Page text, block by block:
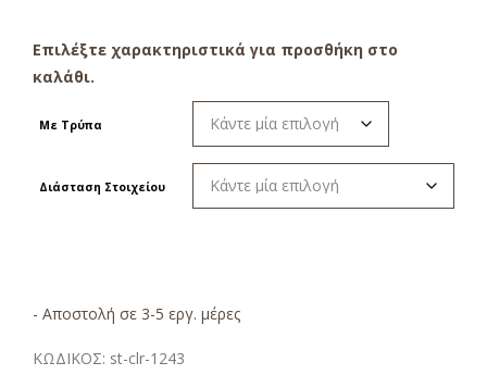
Επιλέξτε χαρακτηριστικά για προσθήκη στο
καλάθι.
Με Τρύπα
Διάσταση Στοιχείου
- Αποστολή σε 3-5 εργ. μέρες
ΚΩΔΙΚΟΣ: st-clr-1243